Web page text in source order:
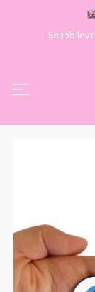
Snabb